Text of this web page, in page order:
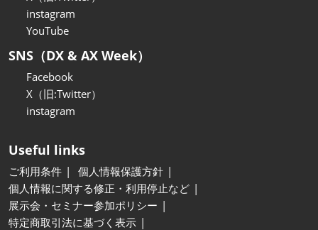
instagram
YouTube
SNS（DX & AX Week）
Facebook
X（旧:Twitter）
instagram
Useful links
ご利用条件
個人情報保護方針
個人情報に関する修正・利用停止など
展示会・セミナー参加ポリシー
特定商取引法に基づく表示